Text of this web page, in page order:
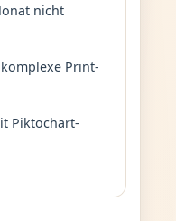
nicht
Print-
Piktochart-